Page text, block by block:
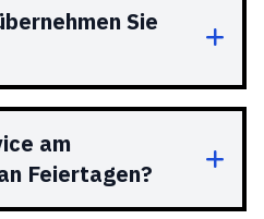
Sie
am
Feiertagen?